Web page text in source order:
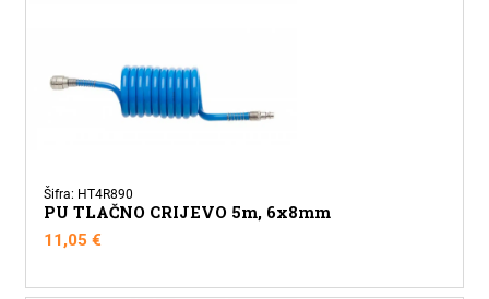
Šifra: HT4R890
PU TLAČNO CRIJEVO 5m, 6x8mm
11,05€